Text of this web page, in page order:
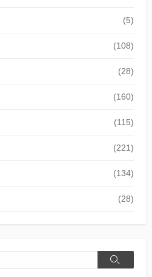
(5)
(108)
(28)
(160)
(115)
(221)
(134)
(28)
検